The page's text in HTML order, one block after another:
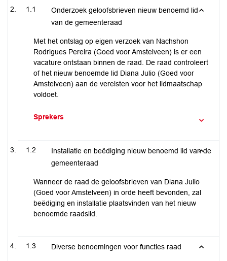
1.1
Onderzoek geloofsbrieven nieuw benoemd lid
van de gemeenteraad
Met het ontslag op eigen verzoek van Nachshon
Rodrigues Pereira (Goed voor Amstelveen) is er een
vacature ontstaan binnen de raad. De raad controleert
of het nieuw benoemde lid Diana Julio (Goed voor
Amstelveen) aan de vereisten voor het lidmaatschap
voldoet.
Sprekers
1.2
Installatie en beëdiging nieuw benoemd lid van de
gemeenteraad
Wanneer de raad de geloofsbrieven van Diana Julio
(Goed voor Amstelveen) in orde heeft bevonden, zal
beëdiging en installatie plaatsvinden van het nieuw
benoemde raadslid.
1.3 Diverse benoemingen voor functies raad